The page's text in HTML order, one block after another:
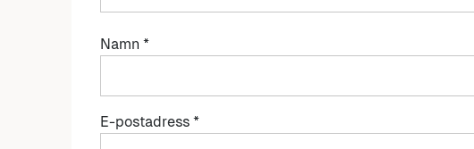
Namn *
E-postadress *